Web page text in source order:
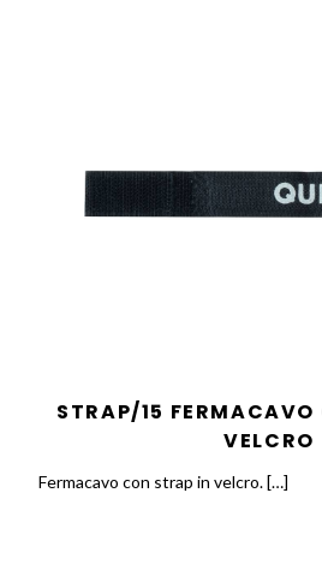
STRAP/15 FERMACAVO
VELCRO
Fermacavo con strap in velcro. […]